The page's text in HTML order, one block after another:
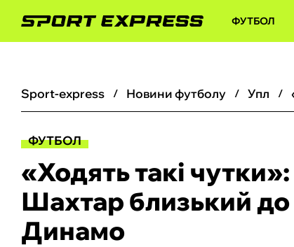
ФУТБОЛ
sport-express новини футболу упл
ФУТБОЛ
«Ходять такі
Шахтар близький до
Динамо